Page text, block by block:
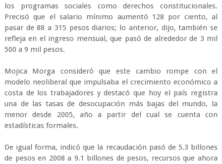
los programas sociales como derechos constitucionales.
Precisó que el salario mínimo aumentó 128 por ciento, al
pasar de 88 a 315 pesos diarios; lo anterior, dijo, también se
refleja en el ingreso mensual, que pasó de alrededor de 3 mil
500 a 9 mil pesos.
Mojica Morga consideró que este cambio rompe con el
modelo neoliberal que impulsaba el crecimiento económico a
costa de los trabajadores y destacó que hoy el país registra
una de las tasas de desocupación más bajas del mundo, la
menor desde 2005, año a partir del cual se cuenta con
estadísticas formales.
De igual forma, indicó que la recaudación pasó de 5.3 billones
de pesos en 2008 a 9.1 billones de pesos, recursos que ahora